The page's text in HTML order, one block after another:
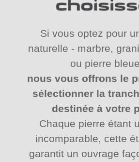
Si vous optez pour
naturelle - marbre,
ou pierre
nous vous offrons le
sélectionner la
destinée à votre
Chaque pierre étant
incomparable, cette
garantit un ouvrage